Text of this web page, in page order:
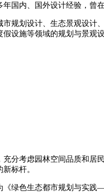
内、国外设计经验，曾在
划设计、生态景观设计、
设施等领域的规划与景观
考虑园林空间品质和居民
标杆。
绿色生态都市规划与实践